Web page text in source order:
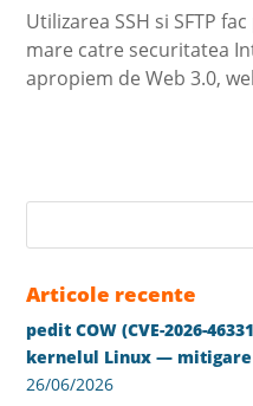
Utilizarea SSH si SFTP
mare catre securitatea
apropiem de Web 3.0,
Articole recente
pedit COW (CVE-2026-
kernelul Linux —
26/06/2026